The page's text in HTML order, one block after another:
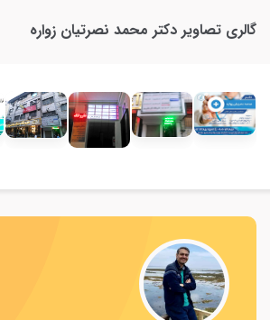
گالری تصاویر دکتر محمد نصرتیان زواره